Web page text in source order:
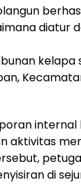
diatur
kelapa
aktivitas
di